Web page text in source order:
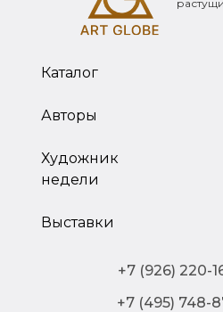
Каталог
Авторы
Художник
недели
Выставки
+7 (926) 220-
+7 (495) 748-